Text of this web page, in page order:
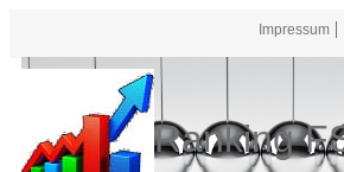
Impressum
Ranking